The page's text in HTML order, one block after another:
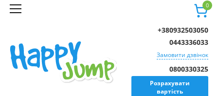
0
0800330325
Розрахувати
вартість
+380932503050
0443336033
Замовити дзвінок